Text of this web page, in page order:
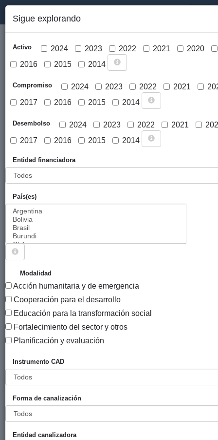
Cargar mapa
Sigue explorando
Activo 2024 2023 2022 2021
2020
2016
2015 2014
Compromiso 2024 2023 2022 2021
2017
2016 2015 2014
Desembolso 2024 2023 2022 2021
2017
2016 2015 2014
Entidad financiadora
País(es)
Modalidad
Acción humanitaria y de emergencia
Cooperación para el desarrollo
Educación para la transformación social
Fortalecimiento del sector y otros
Planificación y evaluación
Instrumento CAD
Forma de canalización
Entidad canalizadora
PROYECTOS QUE TIENEN EL INSTRUMENTO
"PROYECTOS DE DESARROLLO EN LOS PAÍSES
EMPOBRECIDOS DEL SUR".
209 PROYECTOS
Título
Entidad
Atención,
incidencia para
una vida libre de
violencia
machista